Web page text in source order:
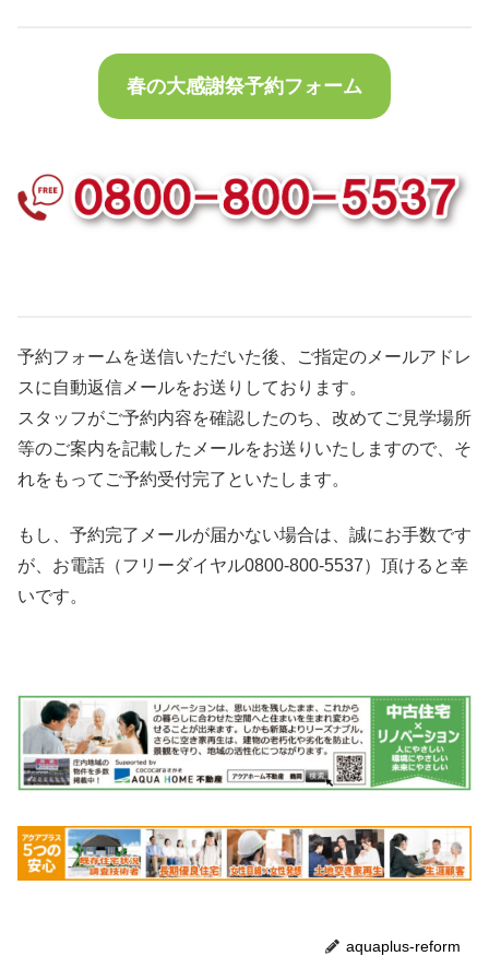
春の大感謝祭予約フォーム
予約フォームを送信いただいた後、ご指定のメールアドレ
スに自動返信メールをお送りしております。
スタッフがご予約内容を確認したのち、改めてご見学場所
等のご案内を記載したメールをお送りいたしますので、そ
れをもってご予約受付完了といたします。
もし、予約完了メールが届かない場合は、誠にお手数です
が、お電話（フリーダイヤル0800-800-5537）頂けると幸
いです。
aquaplus-reform